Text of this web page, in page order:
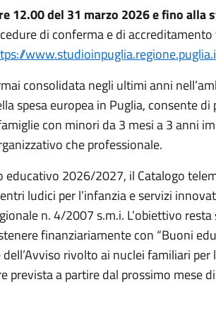
12.00 del 31 marzo 2026 e fino alla
di conferma e di
consolidata negli ultimi anni
spesa europea in Puglia, consente
con minori da 3 mesi a 3 anni
che professionale.
educativo 2026/2027, il Catalogo
ludici per l’infanzia e servizi
n. 4/2007 s.m.i. L’obiettivo
finanziariamente con “Buoni
dell’Avviso rivolto ai nuclei familiari
prevista a partire dal prossimo mese